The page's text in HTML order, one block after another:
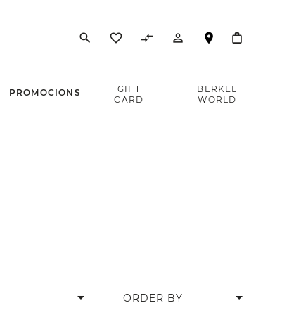
search favorite_border compare_arrows person_outline
PROMOCIONS
GIFT
CARD
BERKEL
WORLD
arrow_drop_down